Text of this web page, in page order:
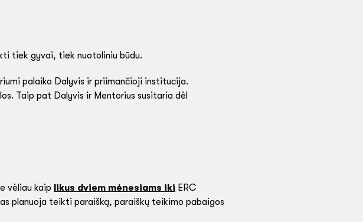
tiek gyvai, tiek nuotoliniu būdu.
palaiko Dalyvis ir priimančioji institucija.
Taip pat Dalyvis ir Mentorius susitaria dėl
vėliau kaip likus dviem mėnesiams iki ERC
planuoja teikti paraišką, paraiškų teikimo pabaigos